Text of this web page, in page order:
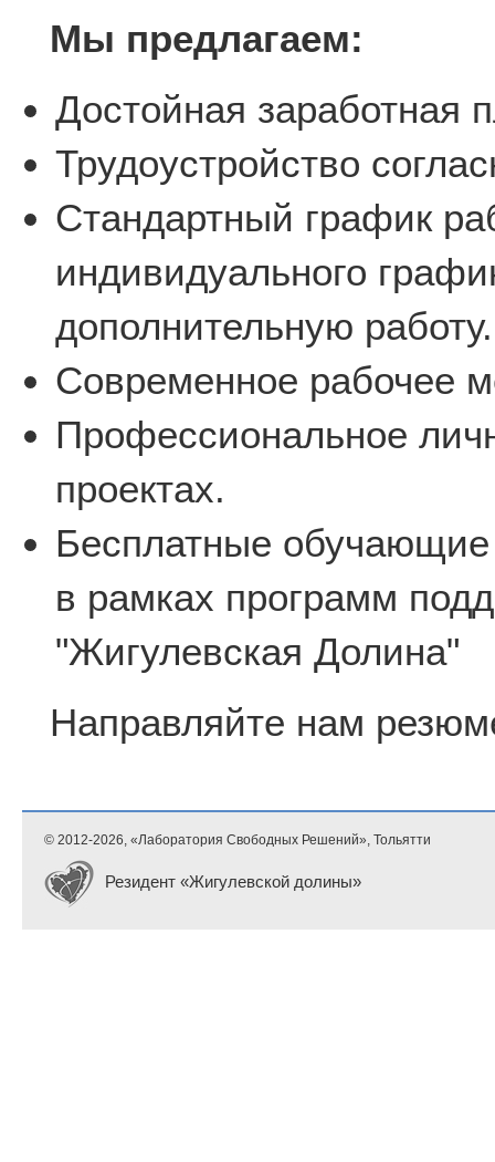
Мы предлагаем:
Достойная заработная
Трудоустройство
Стандартный график
индивидуального
дополнительную работу.
Современное рабочее
Профессиональное
проектах.
Бесплатные
в рамках программ
"Жигулевская Долина"
Направляйте нам
© 2012-2026, «Лаборатория Свободных Решений», Тольятти
Резидент «Жигулевской долины»